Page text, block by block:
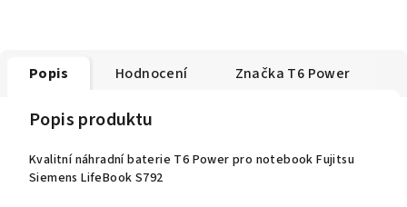
Popis Hodnocení Značka T6 Power
Popis produktu
Kvalitní náhradní baterie T6 Power pro notebook Fujitsu
Siemens LifeBook S792